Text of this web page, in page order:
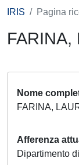
IRIS Pagina
FARINA,
Nome
FARINA,
Afferenza
Dipartimento